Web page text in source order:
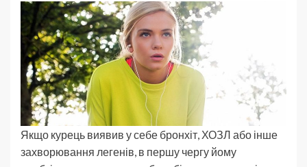
Якщо курець виявив у себе бронхіт, ХОЗЛ або інше
захворювання легенів, в першу чергу йому